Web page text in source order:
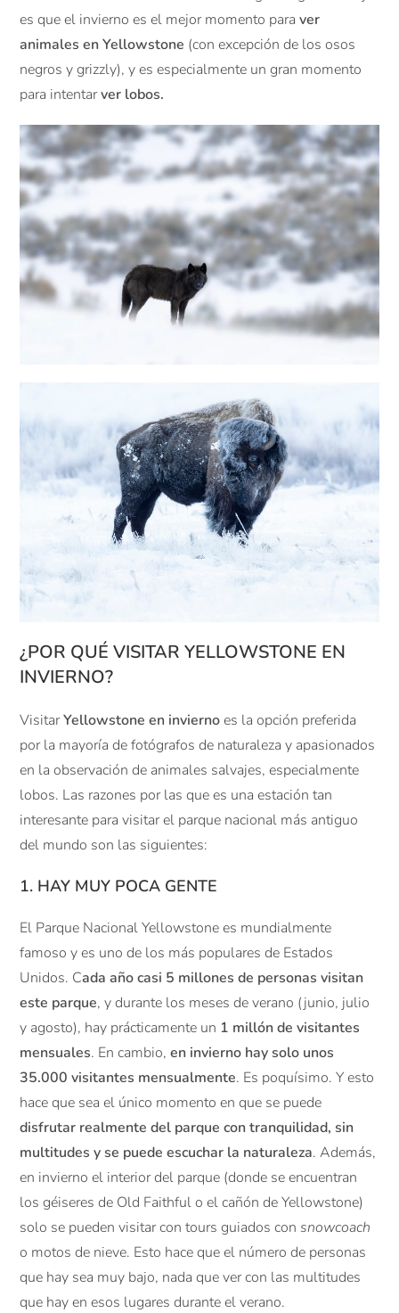
es que el invierno es el mejor momento paraver
animales en Yellowstone (con excepción de los osos
negros y grizzly), y es especialmente un gran momento
para intentarver lobos.
¿POR QUÉ VISITAR YELLOWSTONE EN
INVIERNO?
VisitarYellowstone en inviernoes la opción preferida
por la mayoría de fotógrafos de naturaleza y apasionados
en la observación de animales salvajes, especialmente
lobos. Las razones por las que es una estación tan
interesante para visitar el parque nacional más antiguo
del mundo son las siguientes:
1. HAY MUY POCA GENTE
El Parque Nacional Yellowstone es mundialmente
famoso y es uno de los más populares de Estados
Unidos. Cada año casi 5 millones de personas visitan
este parque, y durante los meses de verano (junio, julio
y agosto), hay prácticamente un 1 millón de visitantes
mensuales. En cambio,en invierno hay solo unos
35.000 visitantes mensualmente. Es poquísimo. Y esto
hace que sea el único momento en que se puede
disfrutar realmente del parque con tranquilidad, sin
multitudes y se puede escuchar la naturaleza. Además,
en invierno el interior del parque (donde se encuentran
los géiseres de Old Faithful o el cañón de Yellowstone)
solo se pueden visitar con tours guiados con snowcoach
o motos de nieve. Esto hace que el número de personas
que hay sea muy bajo, nada que ver con las multitudes
que hay en esos lugares durante el verano.